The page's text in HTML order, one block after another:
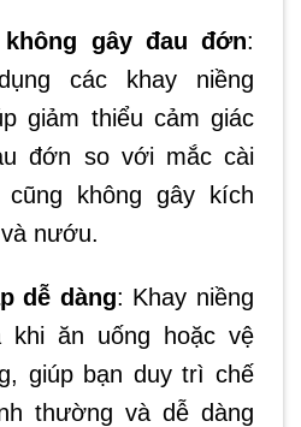
gây đau đớn:
các khay niềng
giảm thiểu cảm giác
đớn so với mắc cài
cũng không gây kích
nướu.
dễ dàng: Khay niềng
khi ăn uống hoặc vệ
giúp bạn duy trì chế
thường và dễ dàng